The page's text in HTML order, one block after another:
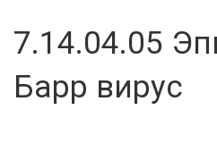
7.14.04.05
Барр вирус